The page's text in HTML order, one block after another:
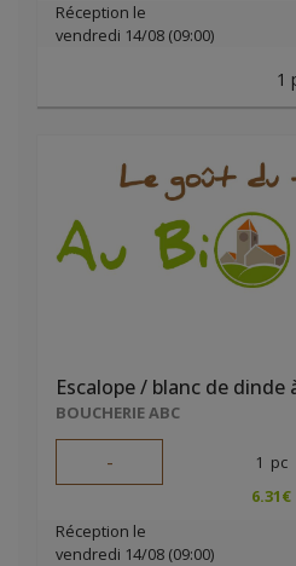
Réception le
vendredi 14/08 (09:00)
1
Escalope / blanc de dinde
BOUCHERIE ABC
- 1 pc
6.31€
Réception le
vendredi 14/08 (09:00)